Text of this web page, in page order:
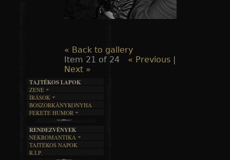
« Back to gallery
Item 21 of 24
« Previous |
Next »
TAJTÉKOS LAPOK
ZENE
EGYÜTTESEK
INTERJÚK
FORDÍTÁSOK
DALSZÖVEGEK
ÍRÁSOK
IRODALOM
FILM
ÍRÁSTÖRTÉNET
BOSZORKÁNYKONYHA
FEKETE HUMOR
SZÖVEGES
RENDEZVÉNYEK
NEKROMANTIKA
AKTUÁLIS
A MÚLT
TAJTÉKOS NAPOK
R.I.P.